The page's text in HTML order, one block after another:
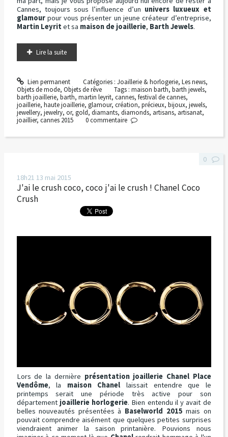
Cannes, toujours sous l’influence d’un univers luxueux et
glamourpour vous présenter un jeune créateur d’entreprise,
Martin Leyritet sa maison de joaillerie, Barth Jewels.
Lire la suite
Lien permanent Catégories : Joaillerie & horlogerie, Les news,
Objets de mode, Objets de rêve Tags :maison barth,barth jewels,
barth joaillerie, barth, martin leyrit, cannes, festival de cannes,
joaillerie, haute joaillerie, glamour, création, précieux, bijoux, jewels,
jewellery, jewelry, or, gold, diamants, diamonds, artisans, artisanat,
joaillier, cannes 2015 0commentaire
18h21 13 mai 2015
J'ai le crush coco, coco j'ai le crush ! Chanel Coco
Crush
Lors de la dernière présentation joaillerie Chanel Place
Vendôme, la maison Chanel laissait entendre que le
printemps serait une période très active pour son
département joaillerie horlogerie. Bien entendu il y avait de
belles nouveautés présentées à Baselworld 2015 mais on
pouvait comprendre aisément que quelques petites surprises
viendraient animer la saison printanière. Pouvions nous
0